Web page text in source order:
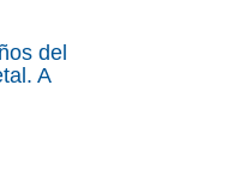
del
A